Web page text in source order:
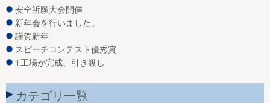
安全祈願大会開催
新年会を行いました。
謹賀新年
スピーチコンテスト優秀賞
T工場が完成、引き渡し
カテゴリ一覧